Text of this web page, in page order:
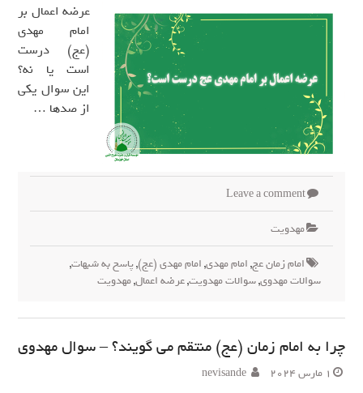
عرضه اعمال بر
امام مهدی
(عج) درست
است یا نه؟
این سوال یکی
از صدها …
Leave a comment
مهدويت
امام زمان عج,امام مهدی,امام مهدی (عج),پاسخ به شبهات,
سوالات مهدوی,سوالات مهدویت,عرضه اعمال,مهدویت
چرا به امام زمان (عج) منتقم می گویند؟ – سوال مهدوی
1 مارس 2024 nevisande